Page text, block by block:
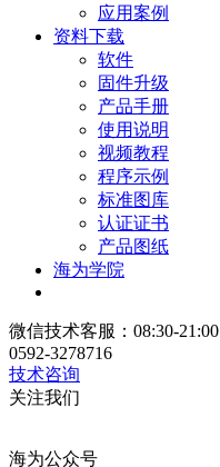
应用案例
资料下载
软件
固件升级
产品手册
使用说明
视频教程
程序示例
标准图库
认证证书
产品图纸
海为学院
微信技术客服：08:30-21:00
0592-3278716
技术咨询
关注我们
海为公众号